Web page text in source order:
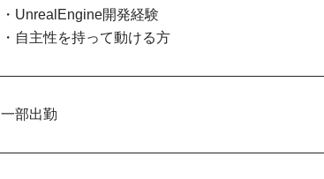
・UnrealEngine開発経験
・自主性を持って動ける方
一部出勤